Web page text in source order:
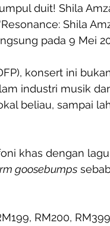
duit! Shila
Shila
pada 9 Mei
konsert ini
industri musik
beliau, sampai
khas dengan
goosebumps
RM200,